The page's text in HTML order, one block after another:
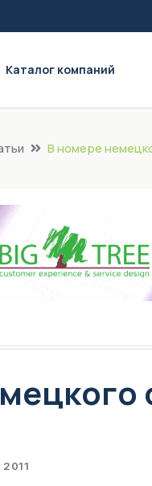
Каталог компаний
В номере